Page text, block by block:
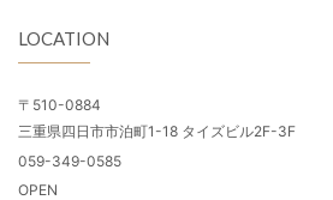
LOCATION
〒510-0884
三重県四日市市泊町1-18 タイズビル2F-3F
059-349-0585
OPEN